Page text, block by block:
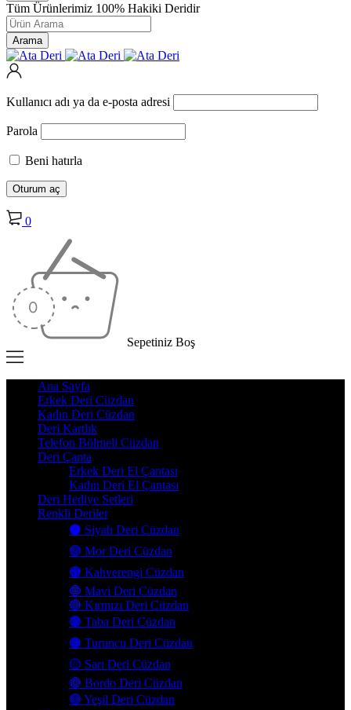
Tüm Ürünlerimiz 100% Hakiki Deridir
Kullanıcı adı ya da e-posta adresi
Parola
Beni hatırla
0
Sepetiniz Boş
Ana Sayfa
Erkek Deri Cüzdan
Kadın Deri Cüzdan
Deri Kartlık
Telefon Bölmeli Cüzdan
Deri Çanta
Erkek Deri El Çantası
Kadın Deri El Çantası
Deri Hediye Setleri
Renkli Deriler
⚫ Siyah Deri Cüzdan
🟣 Mor Deri Cüzdan
🟤 Kahverengi Cüzdan
🔵 Mavi Deri Cüzdan
🔴 Kırmızı Deri Cüzdan
🟤 Taba Deri Cüzdan
🟠 Turuncu Deri Cüzdan
🟡 Sarı Deri Cüzdan
🔴 Bordo Deri Cüzdan
🟢 Yeşil Deri Cüzdan